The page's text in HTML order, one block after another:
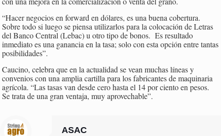
“Hacer negocios en forward en dólares, es una buena cobertura.
Sobre todo si luego se piensa utilizarlos para la colocación de Letras
del Banco Central (Lebac) u otro tipo de bonos. Es resultado
inmediato es una ganancia en la tasa; solo con esta opción entre tantas
posibilidades”.
Caucino, celebra que en la actualidad se vean muchas líneas y
convenios con una amplia cartilla para los fabricantes de maquinaria
agrícola. “Las tasas van desde cero hasta el 14 por ciento en pesos.
Se trata de una gran ventaja, muy aprovechable”.
ASAC